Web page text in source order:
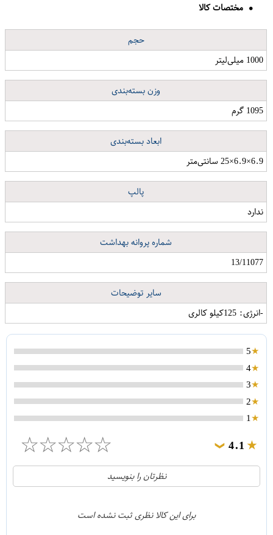
مختصات کالا
حجم
1000 میلی‌لیتر
وزن بسته‌بندی
1095 گرم
ابعاد بسته‌بندی
6.9×6.9×25 سانتی‌متر
پالپ
ندارد
شماره پروانه بهداشت
13/11077
سایر توضیحات
-انرژی: 125کیلو کالری
5
4
3
2
1
4.1
❯
☆
☆
☆
☆
☆
21
1
نظرتان را بنویسید
برای این کالا نظری ثبت نشده است